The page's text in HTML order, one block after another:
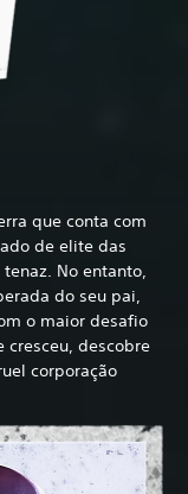
que conta com
de elite das
No entanto,
do seu pai,
o maior desafio
cresceu, descobre
corporação